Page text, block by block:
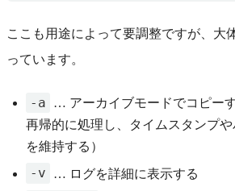
ここも用途によって要調整ですが、大
っています。
-a
… アーカイブモードでコピー
再帰的に処理し、タイムスタンプ
を維持する）
-v … ログを詳細に表示する